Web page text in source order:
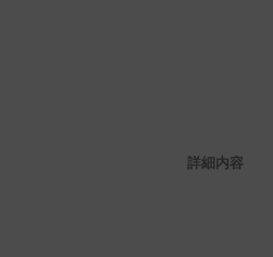
詳細内容